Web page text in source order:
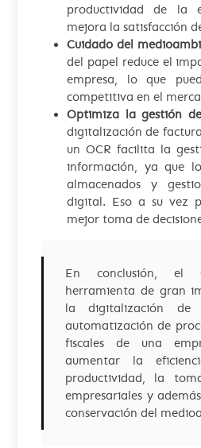
productividad de la
mejora la satisfacción
Cuidado del
del papel reduce el
empresa, lo que
competitiva en el
Optimiza la gestión
digitalización de
un OCR facilita la
información, ya que
almacenados y
digital. Eso a su vez
mejor toma de
En conclusión, el
herramienta de gran
la digitalización
automatización de
fiscales de una
aumentar la
productividad, la
empresariales y
conservación del